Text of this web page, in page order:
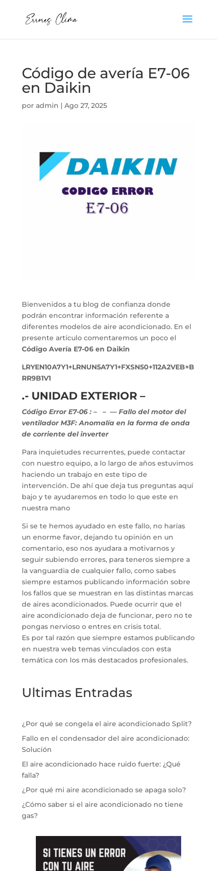
Código de avería E7-06
en Daikin
por admin | Ago 27, 2025
Bienvenidos a tu blog de confianza donde
podrán encontrar información referente a
diferentes modelos de aire acondicionado. En el
presente artículo comentaremos un poco el
Código Avería E7-06 en Daikin
LRYEN10A7Y1+LRNUN5A7Y1+FXSN50+112A2VEB+B
RR9B1V1
.- UNIDAD EXTERIOR –
Código Error E7-06 : –
– — Fallo del motor del
ventilador M3F: Anomalía en la forma de onda
de corriente del inverter
Para inquietudes recurrentes, puede contactar
con nuestro equipo, a lo largo de años estuvimos
haciendo un trabajo en este tipo de
intervención. De ahí que deja tus preguntas aquí
bajo y te ayudaremos en todo lo que este en
nuestra mano
Si se te hemos ayudado en este fallo, no harías
un enorme favor, dejando tu opinión en un
comentario, eso nos ayudara a motivarnos y
seguir subiendo errores, para teneros siempre a
la vanguardia de cualquier fallo, como sabes
siempre estamos publicando información sobre
los fallos que se muestran en las distintas marcas
de aires acondicionados. Puede ocurrir que el
aire acondicionado deja de funcionar, pero no te
pongas nervioso o entres en crisis total.
Es por tal razón que siempre estamos publicando
en nuestra web temas vinculados con esta
temática con los más destacados profesionales.
Ultimas Entradas
¿Por qué se congela el aire acondicionado Split?
Fallo en el condensador del aire acondicionado:
Solución
El aire acondicionado hace ruido fuerte: ¿Qué
falla?
¿Por qué mi aire acondicionado se apaga solo?
¿Cómo saber si el aire acondicionado no tiene
gas?